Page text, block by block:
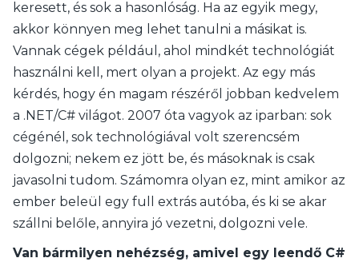
keresett, és sok a hasonlóság. Ha az egyik megy,
akkor könnyen meg lehet tanulni a másikat is.
Vannak cégek például, ahol mindkét technológiát
használni kell, mert olyan a projekt. Az egy más
kérdés, hogy én magam részéről jobban kedvelem
a .NET/C# világot. 2007 óta vagyok az iparban: sok
cégénél, sok technológiával volt szerencsém
dolgozni; nekem ez jött be, és másoknak is csak
javasolni tudom. Számomra olyan ez, mint amikor az
ember beleül egy full extrás autóba, és ki se akar
szállni belőle, annyira jó vezetni, dolgozni vele.
Van bármilyen nehézség, amivel egy leendő C#